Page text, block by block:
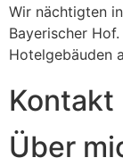
Wir nächtigten
Bayerischer
Hotelgebäuden
Kontakt
Über